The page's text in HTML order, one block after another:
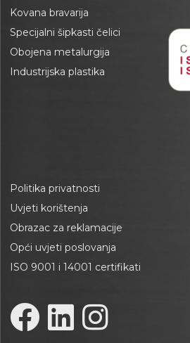
Kovana bravarija
Specijalni šipkasti čelici
Obojena metalurgija
Industrijska plastika
Politika privatnosti
Uvjeti korištenja
Obrazac za reklamacije
Opći uvjeti poslovanja
ISO 9001 i 14001 certifikati